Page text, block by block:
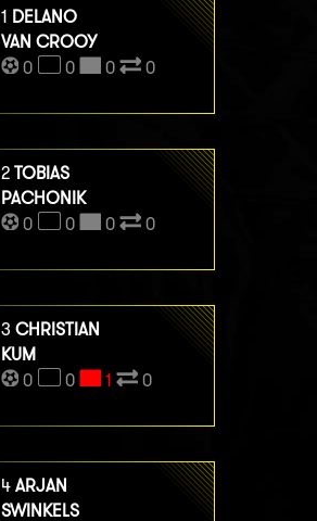
1 DELANO
VAN CROOY
0
0 0 0
2 TOBIAS
PACHONIK
0
0 0 0
3 CHRISTIAN
KUM
0
0 1 0
4 ARJAN
SWINKELS